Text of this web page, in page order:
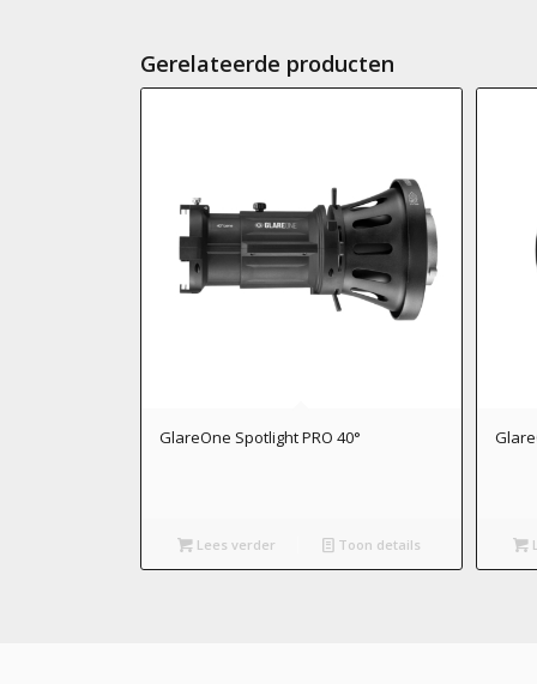
Gerelateerde producten
GlareOne Spotlight PRO 40°
Lees verder Toon details